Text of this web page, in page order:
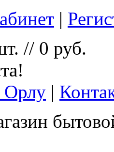
|
// 0 руб.
Орлу |